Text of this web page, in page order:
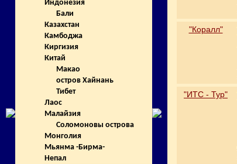
Индонезия
Бали
Казахстан
Камбоджа
Киргизия
Китай
Макао
остров Хайнань
Тибет
Лаос
Малайзия
Соломоновы острова
Монголия
Мьянма -Бирма-
Непал
"Коралл"
"ИТС - Тур"